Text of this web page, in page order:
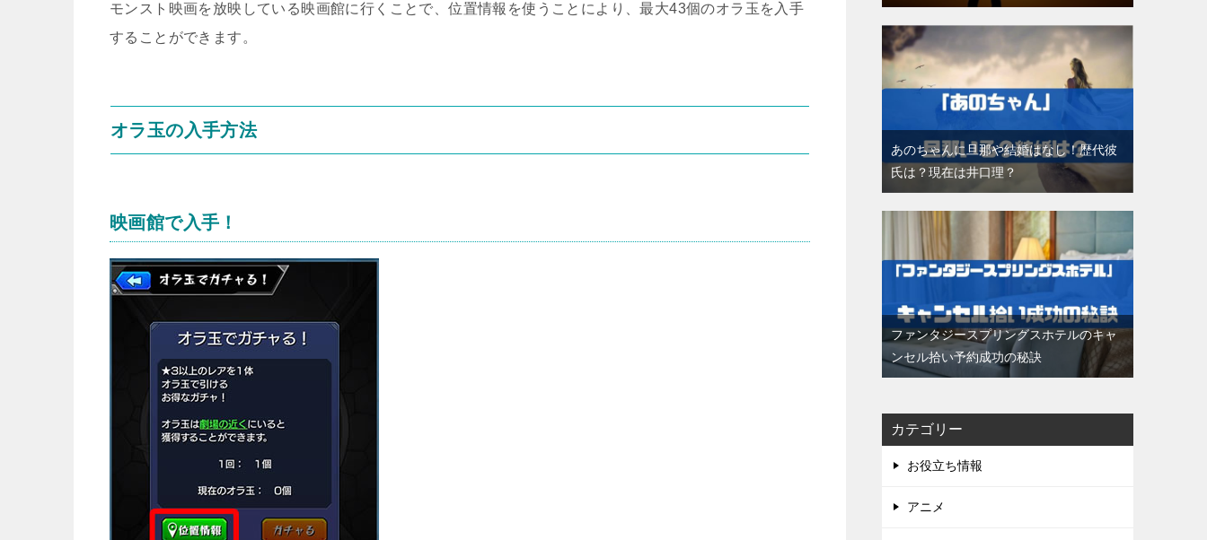
モンスト映画を放映している映画館に行くことで、位置情報を使うことにより、最大43個のオラ玉を入手
することができます。
オラ玉の入手方法
映画館で入手！
あのちゃんに旦那や結婚はなし！歴代彼
氏は？現在は井口理？
ファンタジースプリングスホテルのキャ
ンセル拾い予約成功の秘訣
カテゴリー
お役立ち情報
アニメ